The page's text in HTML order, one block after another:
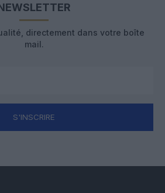
directement dans votre boîte
mail.
S'INSCRIRE